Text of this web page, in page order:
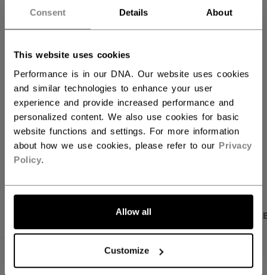
Consent Details About
This website uses cookies
Performance is in our DNA. Our website uses cookies
and similar technologies to enhance your user
experience and provide increased performance and
personalized content. We also use cookies for basic
website functions and settings. For more information
about how we use cookies, please refer to our Privacy
Policy.
Allow all
Customize
FINN I BUTIKK
Fraktvilkår Gratis returer
SPESIFIKASJONER
SPESIFIKASJONER